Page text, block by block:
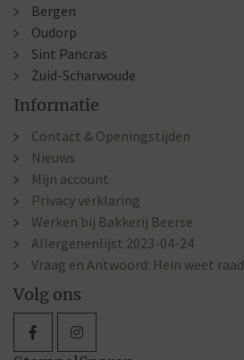
Bergen
Oudorp
Sint Pancras
Zuid-Scharwoude
Informatie
Contact & Openingstijden
Nieuws
Mijn account
Privacy verklaring
Werken bij Bakkerij Beerse
Allergenenlijst 2023-04-24
Vraag en Antwoord: Hein weet raad
Volg ons